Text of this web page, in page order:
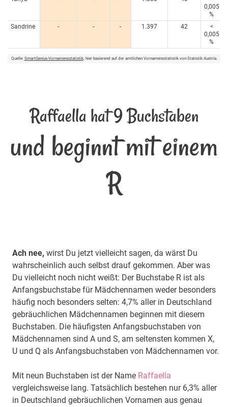
0,005
%
Sandrine
- - - 1.397 42
<
0,005
%
Quelle: SmartGenius-Vornamensstatistik, hier basierend auf der amtlichen Vornamensstatistik von Statistik Austria.
Raffaella hat 9 Buchstaben
und beginnt mit einem
R
Ach nee, wirst Du jetzt vielleicht sagen, da wärst Du
wahrscheinlich auch selbst drauf gekommen. Aber was
Du vielleicht noch nicht weißt: Der Buchstabe R ist als
Anfangsbuchstabe für Mädchennamen weder besonders
häufig noch besonders selten: 4,7% aller in Deutschland
gebräuchlichen Mädchennamen beginnen mit diesem
Buchstaben. Die häufigsten Anfangsbuchstaben von
Mädchennamen sind A und S, am seltensten kommen X,
U und Q als Anfangsbuchstaben von Mädchennamen vor.
Mit neun Buchstaben ist der Name Raffaella
vergleichsweise lang. Tatsächlich bestehen nur 6,3% aller
in Deutschland gebräuchlichen Vornamen aus genau